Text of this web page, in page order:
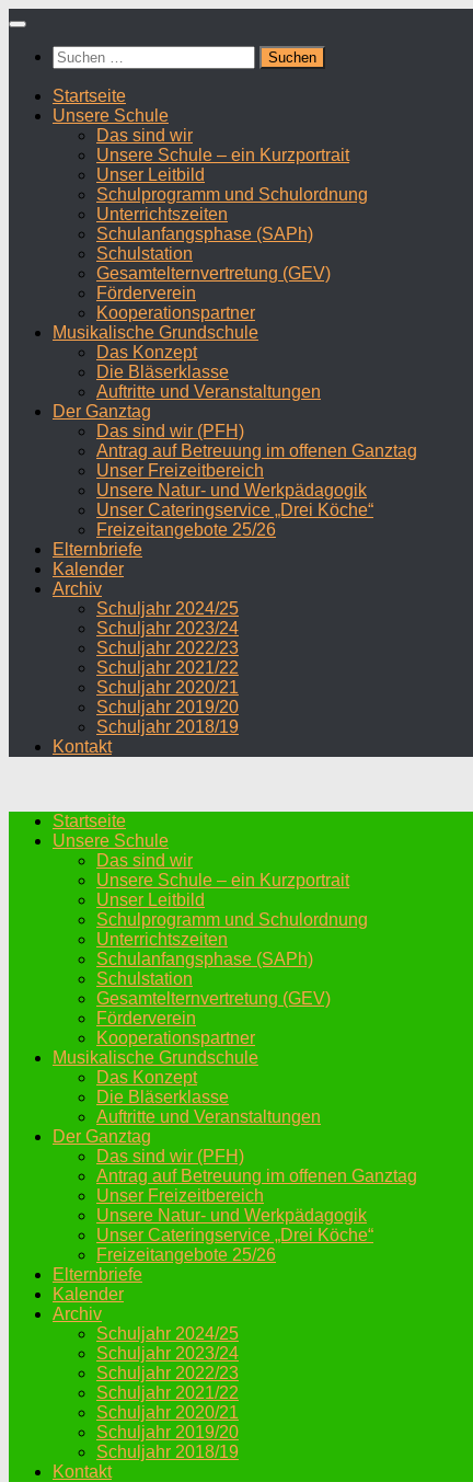
Zum
springenSuchen
nach:
Startseite
Unsere Schule
Das sind wir
Unsere Schule – ein Kurzportrait
Unser Leitbild
Schulprogramm und Schulordnung
Unterrichtszeiten
Schulanfangsphase (SAPh)
Schulstation
Gesamtelternvertretung (GEV)
Förderverein
Kooperationspartner
Musikalische Grundschule
Das Konzept
Die Bläserklasse
Auftritte und Veranstaltungen
Der Ganztag
Das sind wir (PFH)
Antrag auf Betreuung im offenen Ganztag
Unser Freizeitbereich
Unsere Natur- und Werkpädagogik
Unser Cateringservice „Drei Köche“
Freizeitangebote 25/26
Elternbriefe
Kalender
Archiv
Schuljahr 2024/25
Schuljahr 2023/24
Schuljahr 2022/23
Schuljahr 2021/22
Schuljahr 2020/21
Schuljahr 2019/20
Schuljahr 2018/19
Kontakt
Startseite
Unsere Schule
Das sind wir
Unsere Schule – ein Kurzportrait
Unser Leitbild
Schulprogramm und Schulordnung
Unterrichtszeiten
Schulanfangsphase (SAPh)
Schulstation
Gesamtelternvertretung (GEV)
Förderverein
Kooperationspartner
Musikalische Grundschule
Das Konzept
Die Bläserklasse
Auftritte und Veranstaltungen
Der Ganztag
Das sind wir (PFH)
Antrag auf Betreuung im offenen Ganztag
Unser Freizeitbereich
Unsere Natur- und Werkpädagogik
Unser Cateringservice „Drei Köche“
Freizeitangebote 25/26
Elternbriefe
Kalender
Archiv
Schuljahr 2024/25
Schuljahr 2023/24
Schuljahr 2022/23
Schuljahr 2021/22
Schuljahr 2020/21
Schuljahr 2019/20
Schuljahr 2018/19
Kontakt